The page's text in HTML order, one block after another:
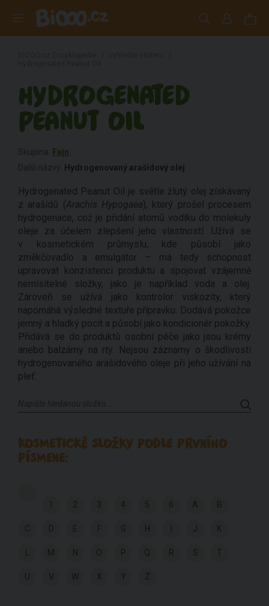
HYDROGENATED
PEANUT OIL
Fajn
Hydrogenovaný arašídový olej
Hydrogenated Peanut Oil je světle žlutý olej získávaný
z arašídů (Arachis Hypogaea), který prošel procesem
hydrogenace, což je přidání atomů vodíku do molekuly
oleje za účelem zlepšení jeho vlastností. Užívá se
v kosmetickém průmyslu, kde působí jako
změkčovadlo a emulgátor – má tedy schopnost
upravovat konzistenci produktu a spojovat vzájemně
nemísitelné složky, jako je například voda a olej.
Zároveň se užívá jako kontrolor viskozity, který
napomáhá výsledné textuře přípravku. Dodává pokožce
jemný a hladký pocit a působí jako kondicionér pokožky.
Přidává se do produktů osobní péče jako jsou krémy
anebo balzámy na rty. Nejsou záznamy o škodlivosti
hydrogenovaného arašídového oleje při jeho užívání na
pleť.
KOSMETICKÉ SLOŽKY PODLE PRVNÍHO
PÍSMENE:
1 2 3 4 5 6 A B
C D E F G H J K
M N O P Q R S T
V W X Y Z